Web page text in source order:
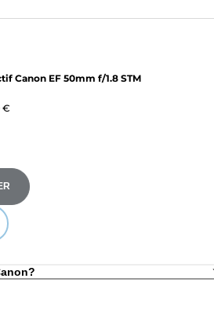
Canon EF 50mm f/1.8 STM
€